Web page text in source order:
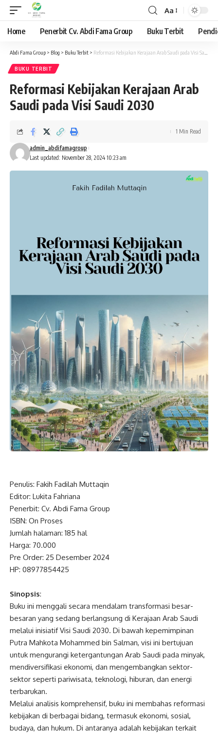
Font
Resizer
Aa
Home Penerbit Cv. Abdi Fama Group Buku Terbit
Abdi Fama Group > Blog > Buku Terbit > Reformasi Kebijakan Kerajaan Arab Saudi pada Visi Saudi 2030
BUKU TERBIT
Reformasi Kebijakan Kerajaan Arab
Saudi pada Visi Saudi 2030
Last updated: November 28, 2024 10:23 am
admin_abdifamagroup
1 Min Read
Penulis: Fakih Fadilah Muttaqin
Editor: Lukita Fahriana
Penerbit: Cv. Abdi Fama Group
ISBN: On Proses
Jumlah halaman: 185 hal
Harga: 70.000
Pre Order: 25 Desember 2024
HP: 08977854425
Sinopsis:
Buku ini menggali secara mendalam transformasi besar-
besaran yang sedang berlangsung di Kerajaan Arab Saudi
melalui inisiatif Visi Saudi 2030. Di bawah kepemimpinan
Putra Mahkota Mohammed bin Salman, visi ini bertujuan
untuk mengurangi ketergantungan Arab Saudi pada minyak,
mendiversifikasi ekonomi, dan mengembangkan sektor-
sektor seperti pariwisata, teknologi, hiburan, dan energi
terbarukan.
Melalui analisis komprehensif, buku ini membahas reformasi
kebijakan di berbagai bidang, termasuk ekonomi, sosial,
budaya, dan hukum. Di antaranya adalah kebijakan terkait